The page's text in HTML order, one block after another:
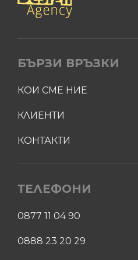
БЪРЗИ ВРЪЗКИ
КОИ СМЕ НИЕ
КЛИЕНТИ
КОНТАКТИ
ТЕЛЕФОНИ
0877 11 04 90
0888 23 20 29